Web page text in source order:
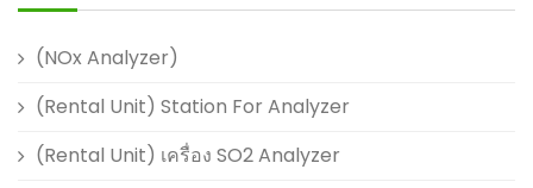
(NOx Analyzer)
(Rental Unit) Station For Analyzer
(Rental Unit) เครื่อง SO2 Analyzer